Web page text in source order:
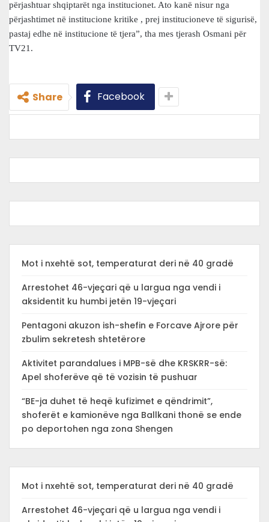
përjashtuar shqiptarët nga institucionet. Ato kanë nisur nga
përjashtimet në institucione kritike , prej institucioneve të sigurisë,
pastaj edhe në institucione të tjera”, tha mes tjerash Osmani për
TV21.
Share Facebook
Mot i nxehtë sot, temperaturat deri në 40 gradë
Arrestohet 46-vjeçari që u largua nga vendi i
aksidentit ku humbi jetën 19-vjeçari
Pentagoni akuzon ish-shefin e Forcave Ajrore për
zbulim sekretesh shtetërore
Aktivitet parandalues i MPB-së dhe KRSKRR-së:
Apel shoferëve që të vozisin të pushuar
“BE-ja duhet të heqë kufizimet e qëndrimit”,
shoferët e kamionëve nga Ballkani thonë se ende
po deportohen nga zona Shengen
Mot i nxehtë sot, temperaturat deri në 40 gradë
Arrestohet 46-vjeçari që u largua nga vendi i